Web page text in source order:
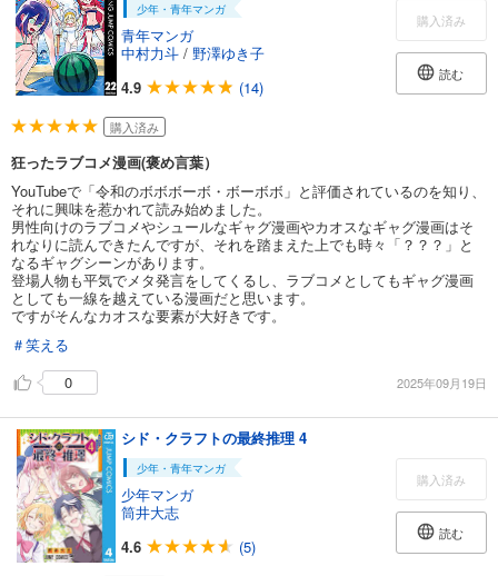
少年・青年マンガ
青年マンガ
中村力斗 / 野澤ゆき子
4.9
(14)
購入済み
読む
購入済み
狂ったラブコメ漫画(褒め言葉）
YouTubeで「令和のボボボーボ・ボーボボ」と評価されているのを知り、
それに興味を惹かれて読み始めました。
男性向けのラブコメやシュールなギャグ漫画やカオスなギャグ漫画はそ
れなりに読んできたんですが、それを踏まえた上でも時々「？？？」と
なるギャグシーンがあります。
登場人物も平気でメタ発言をしてくるし、ラブコメとしてもギャグ漫画
としても一線を越えている漫画だと思います。
ですがそんなカオスな要素が大好きです。
＃笑える
0
2025年09月19日
シド・クラフトの最終推理 4
少年・青年マンガ
少年マンガ
筒井大志
4.6
(5)
購入済み
読む